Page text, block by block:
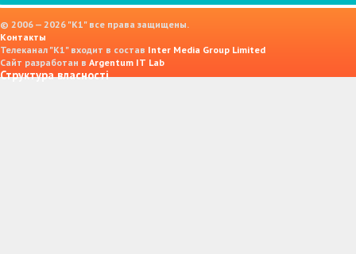
© 2006 — 2026 "K1" все права защищены.
Контакты
Телеканал "К1" входит в состав Inter Media Group Limited
Сайт разработан в Argentum IT Lab
Структура власності